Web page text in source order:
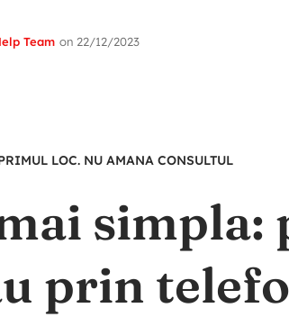
Team on 22/12/2023
LOC. NU AMANA CONSULTUL
prin